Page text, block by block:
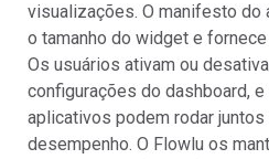
visualizações. O manifesto do
o tamanho do widget e
Os usuários ativam ou
configurações do dashboard,
aplicativos podem rodar
desempenho. O Flowlu os